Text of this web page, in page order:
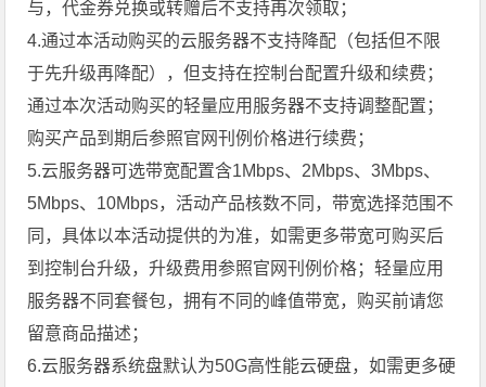
与，代金券兑换或转赠后不支持再次领取；
4.通过本活动购买的云服务器不支持降配（包括但不限
于先升级再降配），但支持在控制台配置升级和续费；
通过本次活动购买的轻量应用服务器不支持调整配置；
购买产品到期后参照官网刊例价格进行续费；
5.云服务器可选带宽配置含1Mbps、2Mbps、3Mbps、
5Mbps、10Mbps，活动产品核数不同，带宽选择范围不
同，具体以本活动提供的为准，如需更多带宽可购买后
到控制台升级，升级费用参照官网刊例价格；轻量应用
服务器不同套餐包，拥有不同的峰值带宽，购买前请您
留意商品描述；
6.云服务器系统盘默认为50G高性能云硬盘，如需更多硬